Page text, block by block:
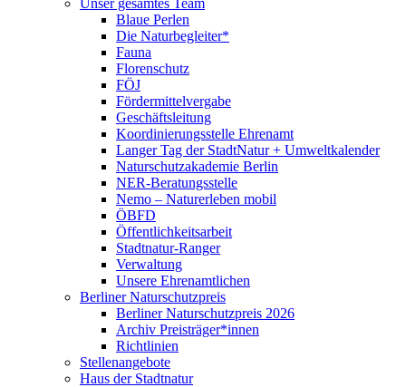
Unser gesamtes Team
Blaue Perlen
Die Naturbegleiter*
Fauna
Florenschutz
FÖJ
Fördermittelvergabe
Geschäftsleitung
Koordinierungsstelle Ehrenamt
Langer Tag der StadtNatur + Umweltkalender
Naturschutzakademie Berlin
NER-Beratungsstelle
Nemo – Naturerleben mobil
ÖBFD
Öffentlichkeitsarbeit
Stadtnatur-Ranger
Verwaltung
Unsere Ehrenamtlichen
Berliner Naturschutzpreis
Berliner Naturschutzpreis 2026
Archiv Preisträger*innen
Richtlinien
Stellenangebote
Haus der Stadtnatur